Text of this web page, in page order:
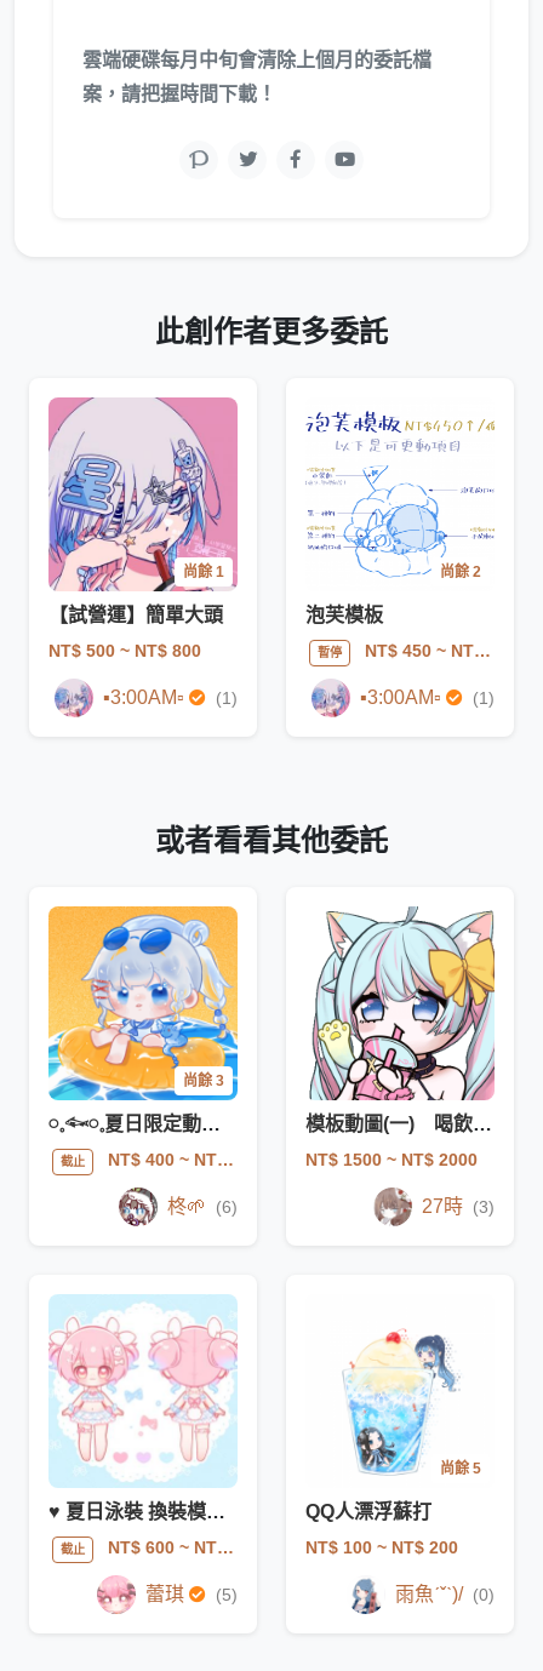
雲端硬碟每月中旬會清除上個月的委託檔
案，請把握時間下載！
此創作者更多委託
尚餘 1
【試營運】簡單大頭
NT$ 500 ~ NT$ 800
▪︎3:00AM▫︎ (1)
尚餘 2
泡芙模板
暫停 NT$ 450~ NT$ 550
▪︎3:00AM▫︎ (1)
或者看看其他委託
尚餘 3
𓏸𓈒𓆜𓏸𓈒夏日限定動態泳圈模板𓏸𓈒𓆜𓏸𓈒
截止 NT$ 400~ NT$ 700
柊🌱 (6)
模板動圖(一) 喝飲料 一個人設帶多同系列有折扣
NT$ 1500 ~ NT$ 2000
27時 (3)
♥ 夏日泳裝 換裝模板驚喜包 ♥
截止 NT$ 600~ NT$ 1200
蕾琪 (5)
尚餘 5
QQ人漂浮蘇打
NT$ 100 ~ NT$ 200
雨魚ˊˇˋ)/ (0)